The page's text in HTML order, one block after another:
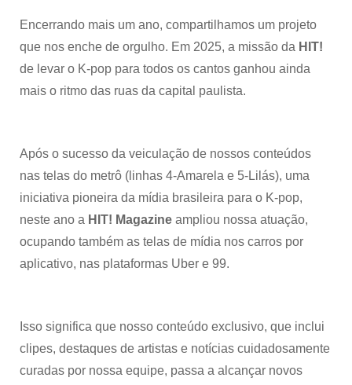
Encerrando mais um ano, compartilhamos um projeto
que nos enche de orgulho. Em 2025, a missão da HIT!
de levar o K-pop para todos os cantos ganhou ainda
mais o ritmo das ruas da capital paulista.
Após o sucesso da veiculação de nossos conteúdos
nas telas do metrô (linhas 4-Amarela e 5-Lilás), uma
iniciativa pioneira da mídia brasileira para o K-pop,
neste ano a HIT! Magazine ampliou nossa atuação,
ocupando também as telas de mídia nos carros por
aplicativo, nas plataformas Uber e 99.
Isso significa que nosso conteúdo exclusivo, que inclui
clipes, destaques de artistas e notícias cuidadosamente
curadas por nossa equipe, passa a alcançar novos